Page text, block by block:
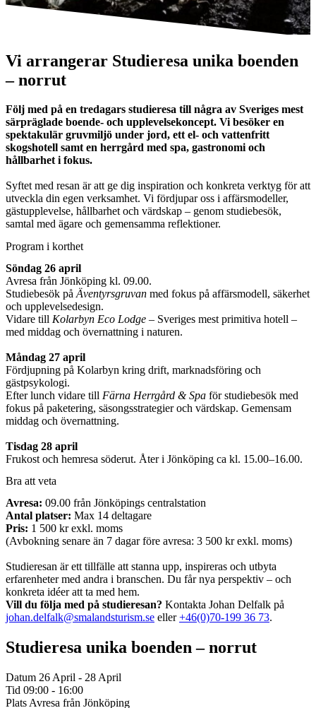
Vi arrangerar Studieresa unika boenden
– norrut
Följ med på en tredagars studieresa till några av Sveriges mest
särpräglade boende- och upplevelsekoncept. Vi besöker en
spektakulär gruvmiljö under jord, ett el- och vattenfritt
skogshotell samt en herrgård med spa, gastronomi och
hållbarhet i fokus.
Syftet med resan är att ge dig inspiration och konkreta verktyg för att
utveckla din egen verksamhet. Vi fördjupar oss i affärsmodeller,
gästupplevelse, hållbarhet och värdskap – genom studiebesök,
samtal med ägare och gemensamma reflektioner.
Program i korthet
Söndag 26 april
Avresa från Jönköping kl. 09.00.
Studiebesök på Äventyrsgruvan med fokus på affärsmodell, säkerhet
och upplevelsedesign.
Vidare till Kolarbyn Eco Lodge – Sveriges mest primitiva hotell –
med middag och övernattning i naturen.
Måndag 27 april
Fördjupning på Kolarbyn kring drift, marknadsföring och
gästpsykologi.
Efter lunch vidare till Färna Herrgård & Spa för studiebesök med
fokus på paketering, säsongsstrategier och värdskap. Gemensam
middag och övernattning.
Tisdag 28 april
Frukost och hemresa söderut. Åter i Jönköping ca kl. 15.00–16.00.
Bra att veta
Avresa: 09.00 från Jönköpings centralstation
Antal platser: Max 14 deltagare
Pris: 1 500 kr exkl. moms
(Avbokning senare än 7 dagar före avresa: 3 500 kr exkl. moms)
Studieresan är ett tillfälle att stanna upp, inspireras och utbyta
erfarenheter med andra i branschen. Du får nya perspektiv – och
konkreta idéer att ta med hem.
Vill du följa med på studieresan? Kontakta Johan Delfalk på
johan.delfalk@smalandsturism.se eller+46(0)70-199 36 73.
Studieresa unika boenden – norrut
Datum 26 April - 28 April
Tid 09:00 - 16:00
Plats Avresa från Jönköping